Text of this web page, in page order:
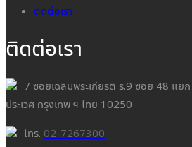
ติดต่อเรา
ติดต่อเรา
7 ซอยเฉลิมพระเกียรติ ร.9 ซอย 48 แย
ประเวศ กรุงเทพ ฯ ไทย 10250
โทร. 02-7267300